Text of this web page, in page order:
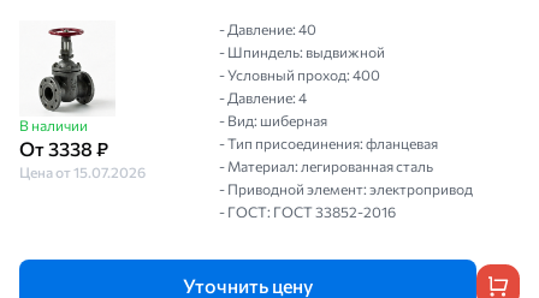
В наличии
От 3338 ₽
Цена от 15.07.2026
- Давление: 40
- Шпиндель: выдвижной
- Условный проход: 400
- Давление: 4
- Вид: шиберная
- Тип присоединения: фланцевая
- Материал: легированная сталь
- Приводной элемент: электропривод
- ГОСТ: ГОСТ 33852-2016
Уточнить цену